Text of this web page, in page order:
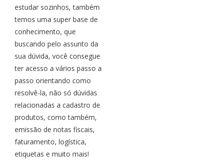
estudar sozinhos, também
temos uma super base de
conhecimento, que
buscando pelo assunto da
sua dúvida, você consegue
ter acesso a vários passo a
passo orientando como
resolvê-la, não só dúvidas
relacionadas a cadastro de
produtos, como também,
emissão de notas fiscais,
faturamento, logística,
etiquetas e muito mais!